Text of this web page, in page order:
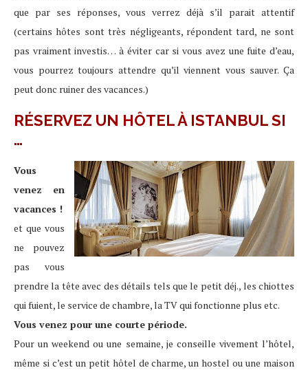
que par ses réponses, vous verrez déjà s’il parait attentif
(certains hôtes sont très négligeants, répondent tard, ne sont
pas vraiment investis… à éviter car si vous avez une fuite d’eau,
vous pourrez toujours attendre qu’il viennent vous sauver. Ça
peut donc ruiner des vacances.)
RÉSERVEZ UN HÔTEL À ISTANBUL SI
…
Vous
venez en
vacances !
et que vous
ne pouvez
pas vous
prendre la tête avec des détails tels que le petit déj., les chiottes
qui fuient, le service de chambre, la TV qui fonctionne plus etc.
Vous venez pour une courte période.
Pour un weekend ou une semaine, je conseille vivement l’hôtel,
même si c’est un petit hôtel de charme, un hostel ou une maison